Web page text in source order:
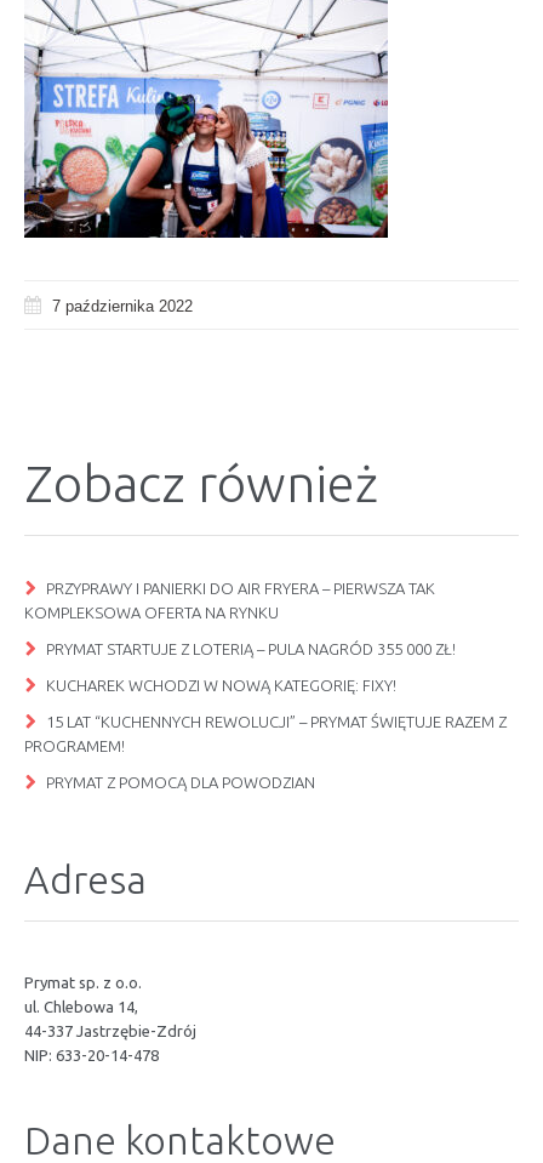
7 października 2022
Zobacz również
PRZYPRAWY I PANIERKI DO AIR FRYERA – PIERWSZA TAK
KOMPLEKSOWA OFERTA NA RYNKU
PRYMAT STARTUJE Z LOTERIĄ – PULA NAGRÓD 355 000 ZŁ!
KUCHAREK WCHODZI W NOWĄ KATEGORIĘ: FIXY!
15 LAT “KUCHENNYCH REWOLUCJI” – PRYMAT ŚWIĘTUJE RAZEM Z
PROGRAMEM!
PRYMAT Z POMOCĄ DLA POWODZIAN
Adresa
Prymat sp. z o.o.
ul. Chlebowa 14,
44-337 Jastrzębie-Zdrój
NIP: 633-20-14-478
Dane kontaktowe